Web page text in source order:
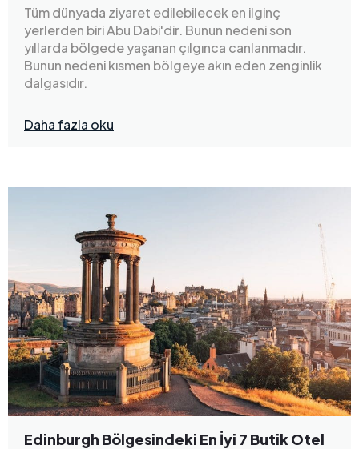
Tüm dünyada ziyaret edilebilecek en ilginç
yerlerden biri Abu Dabi'dir. Bunun nedeni son
yıllarda bölgede yaşanan çılgınca canlanmadır.
Bunun nedeni kısmen bölgeye akın eden zenginlik
dalgasıdır.
Daha fazla oku
Edinburgh Bölgesindeki En İyi 7 Butik Otel